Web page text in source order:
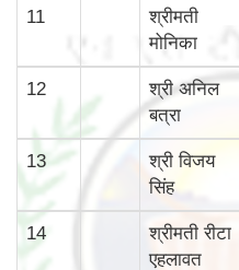
11
श्रीमती
मोनिका
12
श्री अनिल
बत्रा
13
श्री विजय
सिंह
14
श्रीमती रीटा
एहलावत